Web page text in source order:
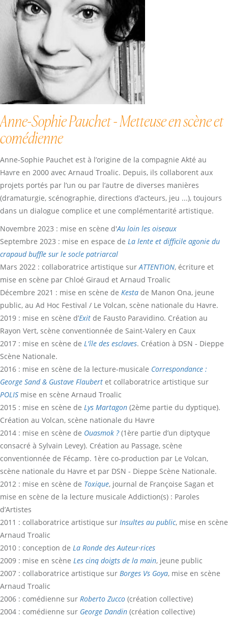
Anne-Sophie Pauchet - Metteuse en scène et
comédienne
Anne-Sophie Pauchet est à l’origine de la compagnie Akté au
Havre en 2000 avec Arnaud Troalic. Depuis, ils collaborent aux
projets portés par l’un ou par l’autre de diverses manières
(dramaturgie, scénographie, directions d’acteurs, jeu ...), toujours
dans un dialogue complice et une complémentarité artistique.
Novembre 2023 : mise en scène d'Au loin les oiseaux
Septembre 2023 : mise en espace de La lente et difficile agonie du
crapaud buffle sur le socle patriarcal
Mars 2022 : collaboratrice artistique sur ATTENTION, écriture et
mise en scène par Chloé Giraud et Arnaud Troalic
Décembre 2021 : mise en scène de Kesta de Manon Ona, jeune
public, au Ad Hoc Festival / Le Volcan, scène nationale du Havre.
2019 : mise en scène d’Exit de Fausto Paravidino. Création au
Rayon Vert, scène conventionnée de Saint-Valery en Caux
2017 : mise en scène de L'île des esclaves. Création à DSN - Dieppe
Scène Nationale.
2016 : mise en scène de la lecture-musicale Correspondance :
George Sand & Gustave Flaubert et collaboratrice artistique sur
POLIS mise en scène Arnaud Troalic
2015 : mise en scène de Lys Martagon (2ème partie du dyptique).
Création au Volcan, scène nationale du Havre
2014 : mise en scène de Ouasmok ?(1ère partie d’un diptyque
consacré à Sylvain Levey). Création au Passage, scène
conventionnée de Fécamp. 1ère co-production par Le Volcan,
scène nationale du Havre et par DSN - Dieppe Scène Nationale.
2012 : mise en scène de Toxique, journal de Françoise Sagan et
mise en scène de la lecture musicale Addiction(s) : Paroles
d’Artistes
2011 : collaboratrice artistique sur Insultes au public, mise en scène
Arnaud Troalic
2010 : conception de La Ronde des Auteur·rices
2009 : mise en scène Les cinq doigts de la main, jeune public
2007 : collaboratrice artistique sur Borges Vs Goya, mise en scène
Arnaud Troalic
2006 : comédienne sur Roberto Zucco (création collective)
2004 : comédienne sur George Dandin (création collective)